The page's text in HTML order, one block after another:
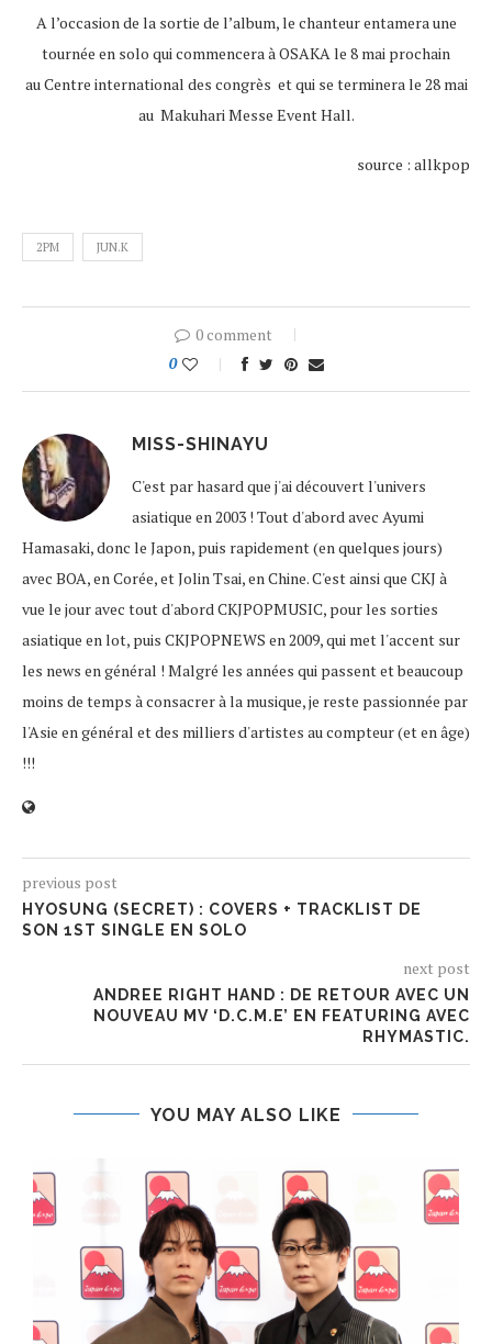
A l’occasion de la sortie de l’album, le chanteur entamera une
tournée en solo qui commencera à OSAKA le 8 mai prochain
au Centre international des congrès et qui se terminera le 28 mai
au Makuhari Messe Event Hall.
source : allkpop
2PM JUN.K
0 comment
0
MISS-SHINAYU
C'est par hasard que j'ai découvert l'univers
asiatique en 2003 ! Tout d'abord avec Ayumi
Hamasaki, donc le Japon, puis rapidement (en quelques jours)
avec BOA, en Corée, et Jolin Tsai, en Chine. C'est ainsi que CKJ à
vue le jour avec tout d'abord CKJPOPMUSIC, pour les sorties
asiatique en lot, puis CKJPOPNEWS en 2009, qui met l'accent sur
les news en général ! Malgré les années qui passent et beaucoup
moins de temps à consacrer à la musique, je reste passionnée par
l'Asie en général et des milliers d'artistes au compteur (et en âge)
!!!
previous post
HYOSUNG (SECRET) : COVERS + TRACKLIST DE
SON 1ST SINGLE EN SOLO
next post
ANDREE RIGHT HAND : DE RETOUR AVEC UN
NOUVEAU MV ‘D.C.M.E’ EN FEATURING AVEC
RHYMASTIC.
YOU MAY ALSO LIKE